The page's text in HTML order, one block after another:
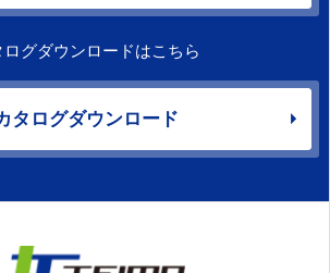
ログダウンロードはこちら
タログダウンロード